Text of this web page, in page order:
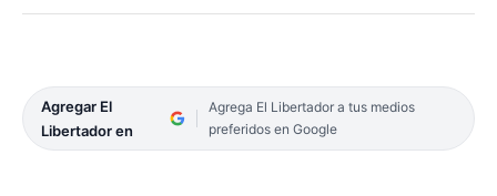
Agregar El
Libertador en
Agrega El Libertador a tus medios
preferidos en Google